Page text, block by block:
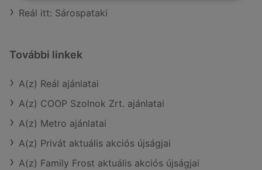
Reál itt: Sárospataki
További linkek
A(z) Reál ajánlatai
A(z) COOP Szolnok Zrt. ajánlatai
A(z) Metro ajánlatai
A(z) Privát aktuális akciós újságjai
A(z) Family Frost aktuális akciós újságjai